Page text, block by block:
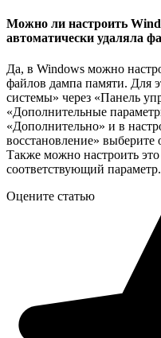
Можно ли настроить
автоматически удаляла
Да, в Windows можно
файлов дампа памяти. Для
системы» через «Панель
«Дополнительные
«Дополнительно» и в
восстановление»
Также можно настроить
соответствующий параметр.
Оцените статью